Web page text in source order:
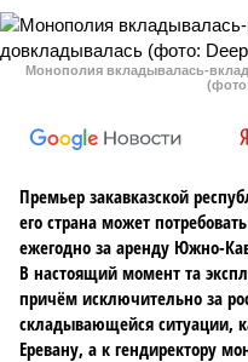
Монополия вкладывалась-
Премьер закавказской
его страна может
ежегодно за аренду Южно-
В настоящий момент та
причём исключительно за
складывающейся ситуации,
Еревану, а к гендиректору